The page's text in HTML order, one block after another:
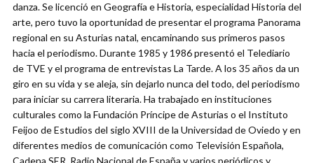
danza. Se licenció en Geografía e Historia, especialidad Historia del
arte, pero tuvo la oportunidad de presentar el programa Panorama
regional en su Asturias natal, encaminando sus primeros pasos
hacia el periodismo. Durante 1985 y 1986 presentó el Telediario
de TVE y el programa de entrevistas La Tarde. A los 35 años da un
giro en su vida y se aleja, sin dejarlo nunca del todo, del periodismo
para iniciar su carrera literaria. Ha trabajado en instituciones
culturales como la Fundación Príncipe de Asturias o el Instituto
Feijoo de Estudios del siglo XVIII de la Universidad de Oviedo y en
diferentes medios de comunicación como Televisión Española,